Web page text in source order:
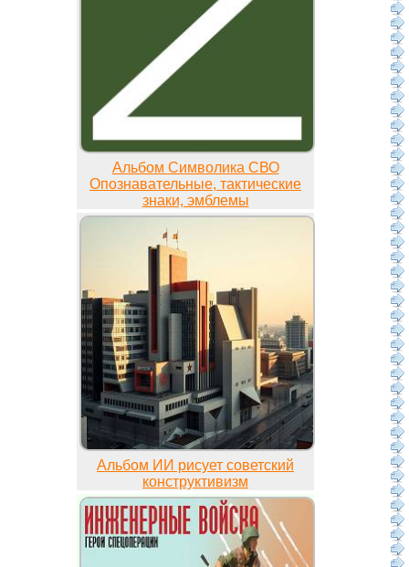
Альбом Символика СВО
Опознавательные, тактические
знаки, эмблемы
Альбом ИИ рисует советский
конструктивизм